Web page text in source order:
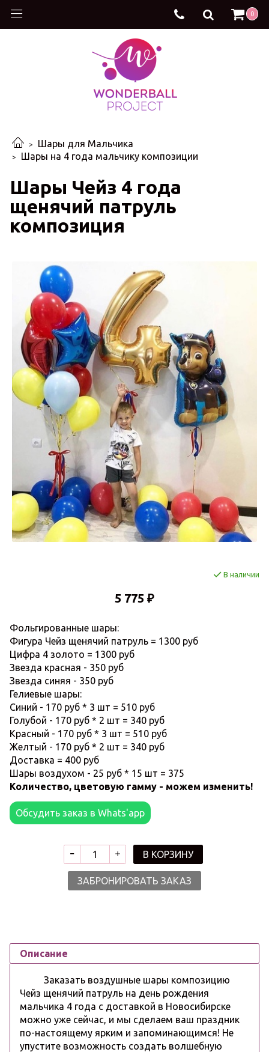
0
Шары для Мальчика
Шары на 4 года мальчику композиции
Шары Чейз 4 года
щенячий патруль
композиция
В наличии
5 775 ₽
Фольгированные шары:
Фигура Чейз щенячий патруль = 1300 руб
Цифра 4 золото = 1300 руб
Звезда красная - 350 руб
Звезда синяя - 350 руб
Гелиевые шары:
Синий - 170 руб * 3 шт = 510 руб
Голубой - 170 руб * 2 шт = 340 руб
Красный - 170 руб * 3 шт = 510 руб
Желтый - 170 руб * 2 шт = 340 руб
Доставка = 400 руб
Шары воздухом - 25 руб * 15 шт = 375
Количество, цветовую гамму - можем изменить!
Обсудить заказ в Whats'app
В КОРЗИНУ
ЗАБРОНИРОВАТЬ ЗАКАЗ
Описание
Заказать воздушные шары композицию
Чейз щенячий патруль на день рождения
мальчика 4 года с доставкой в Новосибирске
можно уже сейчас, и мы сделаем ваш праздник
по-настоящему ярким и запоминающимся! Не
упустите возможность создать волшебную